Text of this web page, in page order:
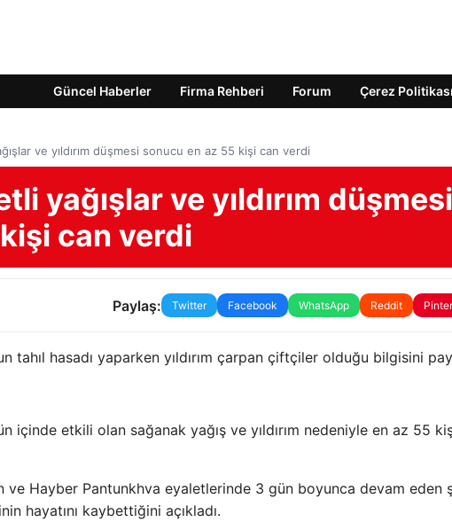
Güncel Haberler Firma Rehberi Forum Çerez Politikası
ve yıldırım düşmesi sonucu en az 55 kişi can verdi
yağışlar ve yıldırım düşmesi
can verdi
Paylaş: Twitter Facebook WhatsApp Reddit
tahıl hasadı yaparken yıldırım çarpan çiftçiler olduğu bilgisini
içinde etkili olan sağanak yağış ve yıldırım nedeniyle en az 55
ve Hayber Pantunkhva eyaletlerinde 3 gün boyunca devam eden
hayatını kaybettiğini açıkladı.